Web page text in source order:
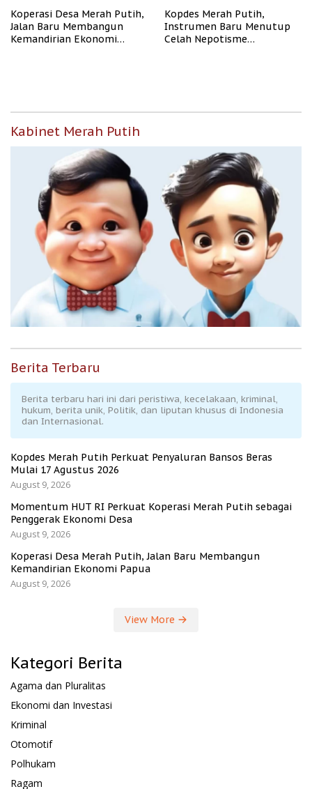
Koperasi Desa Merah Putih,
Jalan Baru Membangun
Kemandirian Ekonomi
Kopdes Merah Putih,
Instrumen Baru Menutup
Celah Nepotisme
Kabinet Merah Putih
Berita Terbaru
Berita terbaru hari ini dari peristiwa, kecelakaan, kriminal,
hukum, berita unik, Politik, dan liputan khusus di Indonesia
dan Internasional.
Kopdes Merah Putih Perkuat Penyaluran Bansos Beras
Mulai 17 Agustus 2026
August 9, 2026
Momentum HUT RI Perkuat Koperasi Merah Putih sebagai
Penggerak Ekonomi Desa
August 9, 2026
Koperasi Desa Merah Putih, Jalan Baru Membangun
Kemandirian Ekonomi Papua
August 9, 2026
View More
Kategori Berita
Agama dan Pluralitas
Ekonomi dan Investasi
Kriminal
Otomotif
Polhukam
Ragam